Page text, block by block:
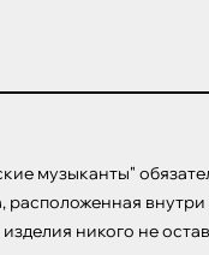
музыканты"
расположенная
никого не